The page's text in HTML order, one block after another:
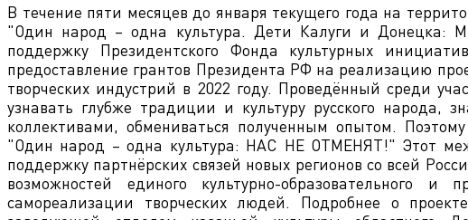
В течение пяти месяцев до января текущего года на
"Один народ – одна культура. Дети Калуги и Донецка:
поддержку Президентского Фонда культурных
предоставление грантов Президента РФ на реализацию
творческих индустрий в 2022 году. Проведённый среди
узнавать глубже традиции и культуру русского народа,
коллективами, обмениваться полученным опытом.
"Один народ – одна культура: НАС НЕ ОТМЕНЯТ!" Этот
поддержку партнёрских связей новых регионов со всей
возможностей единого культурно-образовательного и
самореализации творческих людей. Подробнее о